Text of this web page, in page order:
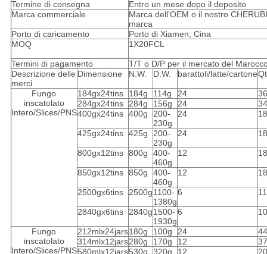
Termine di consegna
Entro un mese dopo il deposito
Marca commerciale
Marca dell'OEM o il nostro
marca
Porto di caricamento
Porto di Xiamen, Cina
MOQ
1X20FCL
Termini di pagamento
T/T o D/P per il mercato del
Descrizione delle
merci
Dimensione N.W. D.W. barattoli/latte/cartone
Fungo
inscatolato
Intero/Slices/PNS
184gx24tins 184g 114g 24
284gx24tins 284g 156g 24
400gx24tins 400g
200-
230g
24
425gx24tins 425g
200-
230g
24
800gx12tins 800g
400-
460g
12
850gx12tins 850g
400-
460g
12
2500gx6tins 2500g1100-
1380g
6
2840gx6tins 2840g1500-
1930g
6
Fungo
inscatolato
Intero/Slices/PNS
212mlx24jars180g 100g 24
314mlx12jars280g 170g 12
580mlx12jars530g 320g 12